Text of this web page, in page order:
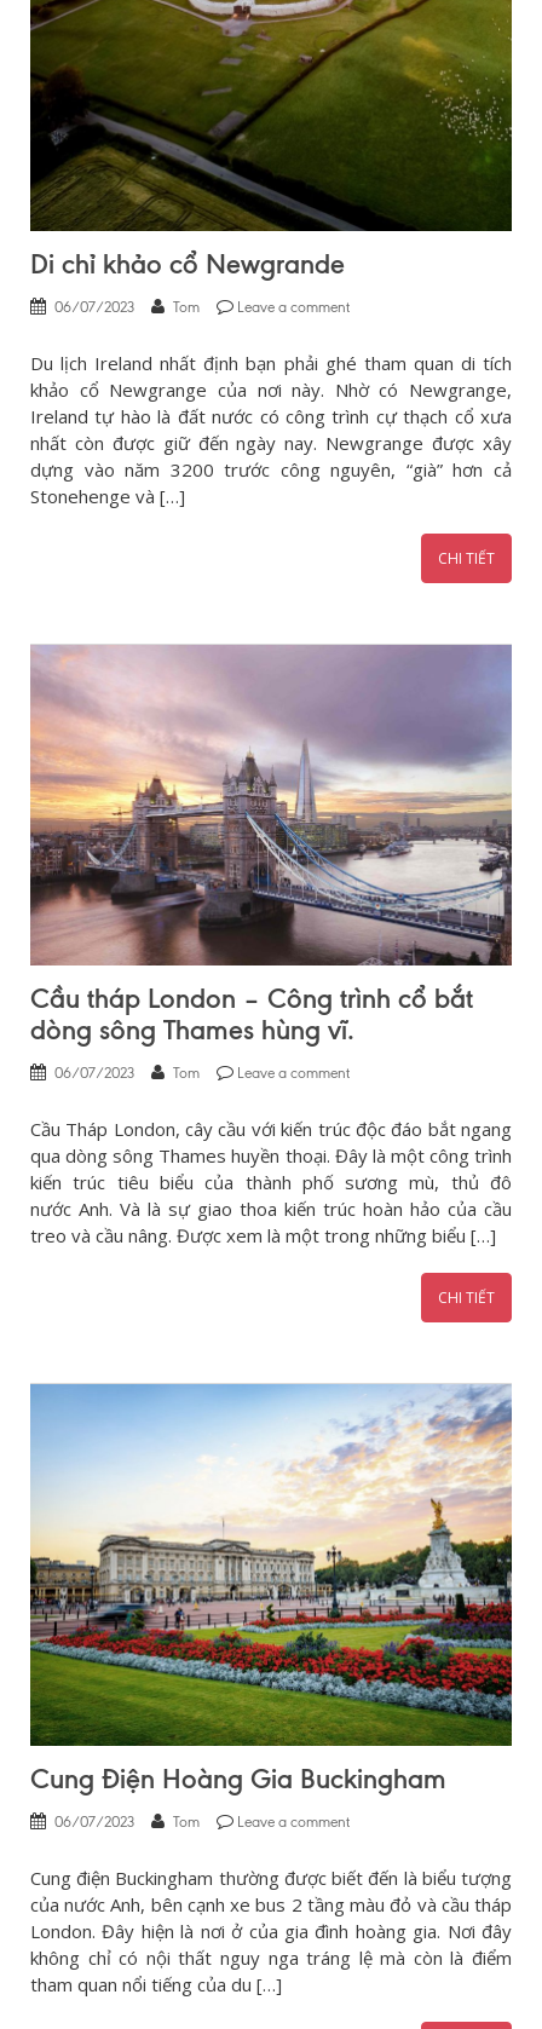
Di chỉ khảo cổ Newgrande
06/07/2023 Tom Leave a comment
Du lịch Ireland nhất định bạn phải ghé tham quan di tích
khảo cổ Newgrange của nơi này. Nhờ có Newgrange,
Ireland tự hào là đất nước có công trình cự thạch cổ xưa
nhất còn được giữ đến ngày nay. Newgrange được xây
dựng vào năm 3200 trước công nguyên, “già” hơn cả
Stonehenge và […]
CHI TIẾT
Cầu tháp London – Công trình cổ bắt
dòng sông Thames hùng vĩ.
06/07/2023 Tom Leave a comment
Cầu Tháp London, cây cầu với kiến trúc độc đáo bắt ngang
qua dòng sông Thames huyền thoại. Đây là một công trình
kiến trúc tiêu biểu của thành phố sương mù, thủ đô
nước Anh. Và là sự giao thoa kiến trúc hoàn hảo của cầu
treo và cầu nâng. Được xem là một trong những biểu […]
CHI TIẾT
Cung Điện Hoàng Gia Buckingham
06/07/2023 Tom Leave a comment
Cung điện Buckingham thường được biết đến là biểu tượng
của nước Anh, bên cạnh xe bus 2 tầng màu đỏ và cầu tháp
London. Đây hiện là nơi ở của gia đình hoàng gia. Nơi đây
không chỉ có nội thất nguy nga tráng lệ mà còn là điểm
tham quan nổi tiếng của du […]